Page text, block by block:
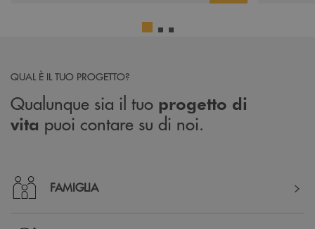
QUAL È IL TUO PROGETTO?
Qualunque sia il tuo progetto di
vita puoi contare su di noi.
FAMIGLIA